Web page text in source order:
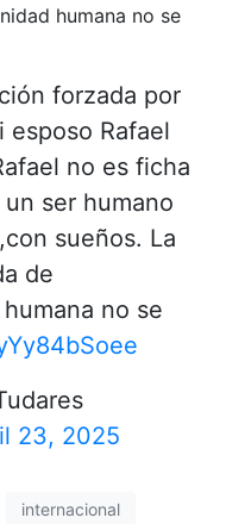
humana no se
forzada por
Rafael
no es ficha
ser humano
sueños. La
de
no se
23, 2025
internacional